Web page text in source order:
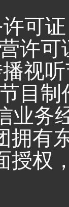
可
许可
视
目
业务
拥有
授权